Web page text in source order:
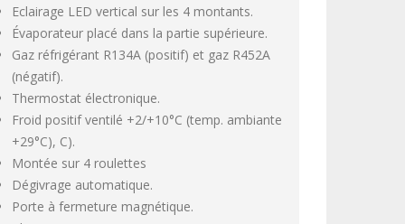
Eclairage LED vertical sur les 4 montants.
Évaporateur placé dans la partie supérieure.
Gaz réfrigérant R134A (positif) et gaz R452A
(négatif).
Thermostat électronique.
Froid positif ventilé +2/+10°C (temp. ambiante
+29°C), C).
Montée sur 4 roulettes
Dégivrage automatique.
Porte à fermeture magnétique.